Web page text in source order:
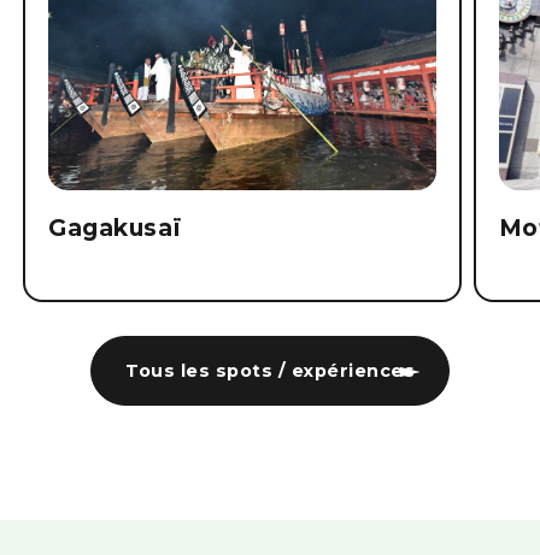
Tous les spots / expériences
Gagakusaï